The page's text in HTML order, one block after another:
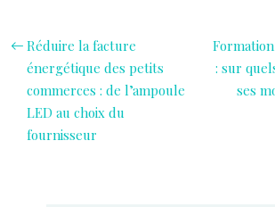
Réduire la facture
énergétique des petits
commerces : de l’ampoule
LED au choix du
fournisseur
: sur
ses